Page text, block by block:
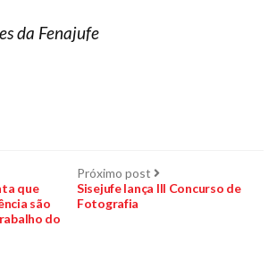
da Fenajufe
que
são
do
Próximo post Próximo
post:
Sisejufe lança III Concurso de
Fotografia